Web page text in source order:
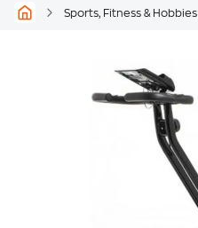
Sports, Fitness & Hobbies